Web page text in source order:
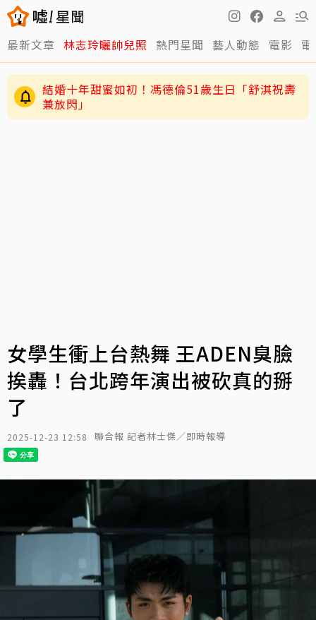
最新文章 林志玲曬帥兒照 熱門星聞 藝人動態 電影
結婚十年甜蜜如初！馮德倫51歲生日「舒淇祝壽
兼放閃」
女學生衝上台熱舞 王ADEN臭臉
挨轟！台北跨年演出被砍真的掰
了
2025-12-23 12:58 聯合報 記者林士傑／即時報導